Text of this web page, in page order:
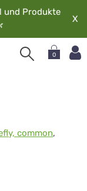
und Produkte
X
0
common,